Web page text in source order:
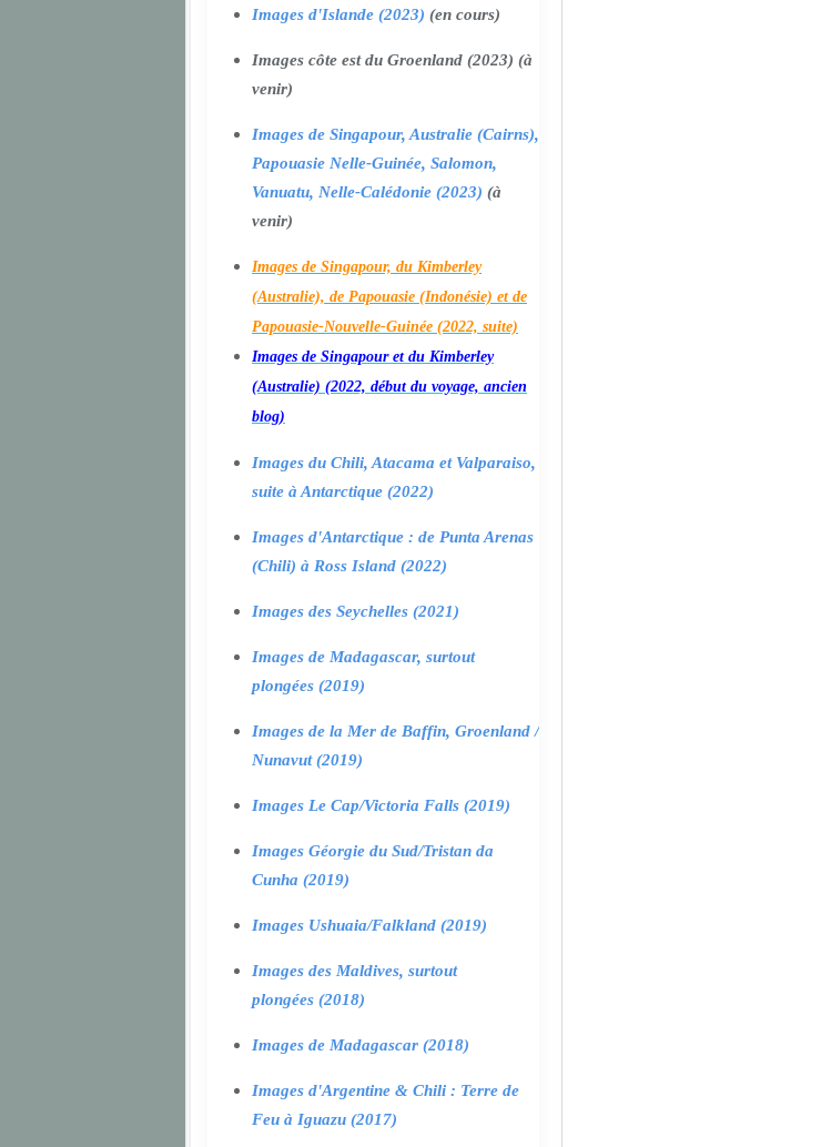
Images d'Islande (2023) (en cours)
Images côte est du Groenland (2023) (à
venir)
Images de Singapour, Australie (Cairns),
Papouasie Nelle-Guinée, Salomon,
Vanuatu, Nelle-Calédonie (2023) (à
venir)
Images de Singapour, du Kimberley
(Australie), de Papouasie (Indonésie) et de
Papouasie-Nouvelle-Guinée (2022, suite)
Images de Singapour et du Kimberley
(Australie) (2022, début du voyage, ancien
blog)
Images du Chili, Atacama et Valparaiso,
suite à Antarctique (2022)
Images d'Antarctique : de Punta Arenas
(Chili) à Ross Island (2022)
Images des Seychelles (2021)
Images de Madagascar, surtout
plongées (2019)
Images de la Mer de Baffin, Groenland /
Nunavut (2019)
Images Le Cap/Victoria Falls (2019)
Images Géorgie du Sud/Tristan da
Cunha (2019)
Images Ushuaia/Falkland (2019)
Images des Maldives, surtout
plongées (2018)
Images de Madagascar (2018)
Images d'Argentine & Chili : Terre de
Feu à Iguazu (2017)